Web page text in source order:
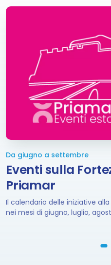
Da giugno a settembre
Eventi sulla
Priamar
Il calendario delle iniziative
nei mesi di giugno, luglio,